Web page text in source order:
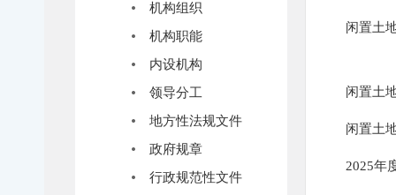
机构组织
机构职能
内设机构
领导分工
地方性法规文件
政府规章
行政规范性文件
闲置土
闲置土
闲置土
2025年